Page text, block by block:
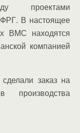
проектами
В настоящее
ВМС находятся
компанией
заказ на
производства